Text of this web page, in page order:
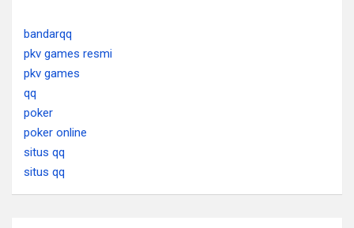
bandarqq
pkv games resmi
pkv games
qq
poker
poker online
situs qq
situs qq